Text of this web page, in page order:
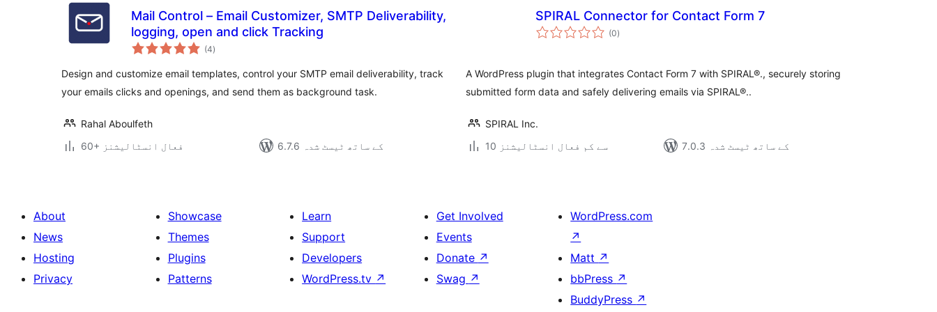
Mail Control – Email Customizer, SMTP Deliverability,
logging, open and click Tracking
(4مجموعی
درجہ
)
Design and customize email templates, control your SMTP email deliverability, track
your emails clicks and openings, and send them as background task.
Rahal Aboulfeth
60+ فعال انسٹالیشنز
6.7.6 کے ساتھ ٹیسٹ شدہ
SPIRAL Connector for Contact Form 7
(0مجموعی
درجہ
)
A WordPress plugin that integrates Contact Form 7 with SPIRAL®., securely storing
submitted form data and safely delivering emails via SPIRAL®..
SPIRAL Inc.
10 سے کم فعال انسٹالیشنز
7.0.3 کے ساتھ ٹیسٹ شدہ
About
News
Hosting
Privacy
Showcase
Themes
Plugins
Patterns
Learn
Support
Developers
WordPress.tv ↗
Get Involved
Events
Donate ↗
Swag ↗
WordPress.com
↗
Matt ↗
bbPress ↗
BuddyPress ↗